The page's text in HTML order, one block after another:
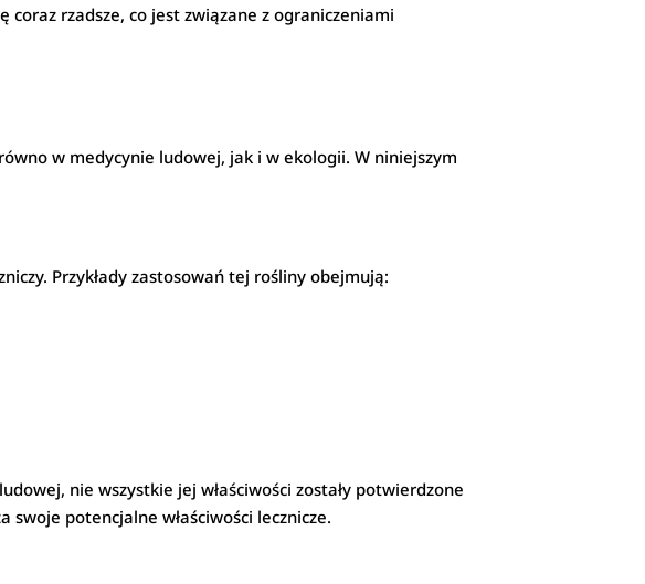
coraz rzadsze, co jest związane z ograniczeniami
w medycynie ludowej, jak i w ekologii. W niniejszym
Przykłady zastosowań tej rośliny obejmują:
nie wszystkie jej właściwości zostały potwierdzone
potencjalne właściwości lecznicze.